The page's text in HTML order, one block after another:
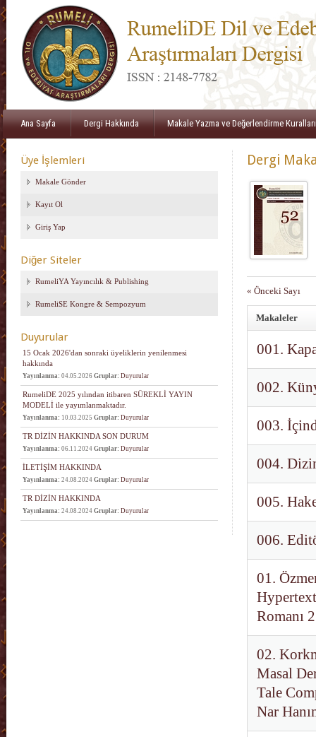
Ana Sayfa Dergi Hakkında Makale Yazma ve Değerlendirme Kuralları
Üye İşlemleri
Makale Gönder
Kayıt Ol
Giriş Yap
Diğer Siteler
RumeliYA Yayıncılık & Publishing
RumeliSE Kongre & Sempozyum
Duyurular
15 Ocak 2026'dan sonraki üyeliklerin yenilenmesi
hakkında
Yayınlanma: 04.05.2026 Gruplar: Duyurular
RumeliDE 2025 yılından itibaren SÜREKLİ YAYIN
MODELİ ile yayımlanmaktadır.
Yayınlanma: 10.03.2025 Gruplar: Duyurular
TR DİZİN HAKKINDA SON DURUM
Yayınlanma: 06.11.2024 Gruplar: Duyurular
İLETİŞİM HAKKINDA
Yayınlanma: 24.08.2024 Gruplar: Duyurular
TR DİZİN HAKKINDA
Yayınlanma: 24.08.2024 Gruplar: Duyurular
Dergi
« Önceki Sayı
Makaleler
001.
002.
003.
004.
005.
006.
01.
Romanı 2
02.
Masal
Tale
Nar